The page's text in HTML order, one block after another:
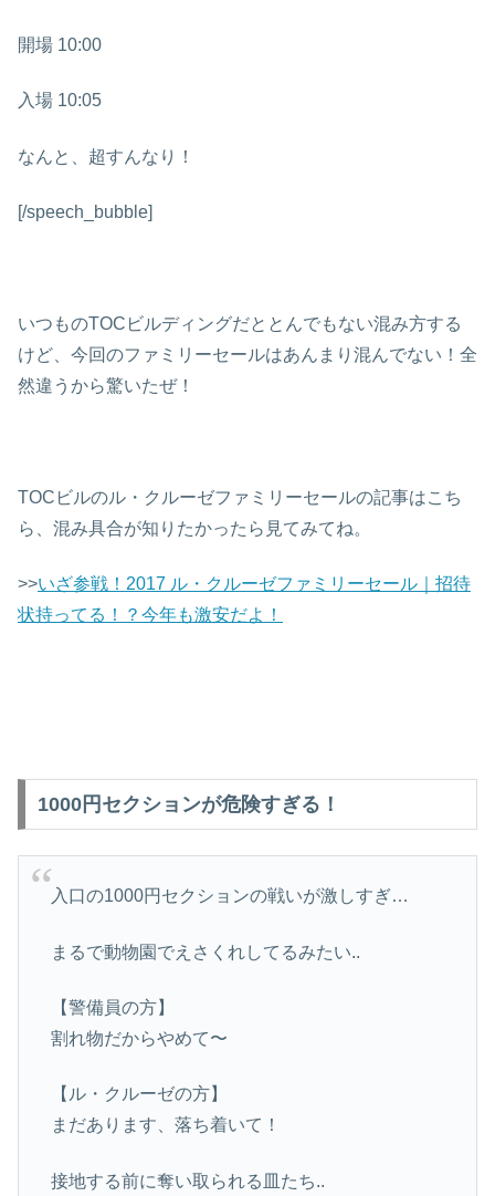
開場 10:00
入場 10:05
なんと、超すんなり！
[/speech_bubble]
いつものTOCビルディングだととんでもない混み方する
けど、今回のファミリーセールはあんまり混んでない！全
然違うから驚いたぜ！
TOCビルのル・クルーゼファミリーセールの記事はこち
ら、混み具合が知りたかったら見てみてね。
>>いざ参戦！2017 ル・クルーゼファミリーセール｜招待
状持ってる！？今年も激安だよ！
1000円セクションが危険すぎる！
入口の1000円セクションの戦いが激しすぎ…
まるで動物園でえさくれしてるみたい..
【警備員の方】
割れ物だからやめて〜
【ル・クルーゼの方】
まだあります、落ち着いて！
接地する前に奪い取られる皿たち..